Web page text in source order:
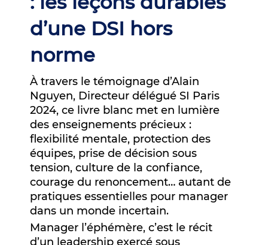
d’une DSI hors
norme
À travers le témoignage d’Alain
Nguyen, Directeur délégué SI Paris
2024, ce livre blanc met en lumière
des enseignements précieux :
flexibilité mentale, protection des
équipes, prise de décision sous
tension, culture de la confiance,
courage du renoncement… autant de
pratiques essentielles pour manager
dans un monde incertain.
Manager l’éphémère, c’est le récit
d’un leadership exercé sous